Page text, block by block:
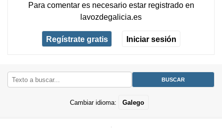
Para comentar es necesario estar registradoen
lavozdegalicia.es
Regístrate gratis Iniciar sesión
Cambiar idioma: Galego